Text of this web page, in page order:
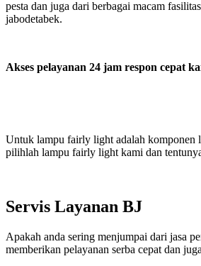
pesta dan juga dari berbagai macam
jabodetabek.
Akses pelayanan 24 jam respon cepat
Untuk lampu fairly light adalah komponen
pilihlah lampu fairly light kami dan
Servis Layanan BJ
Apakah anda sering menjumpai dari jasa
memberikan pelayanan serba cepat dan